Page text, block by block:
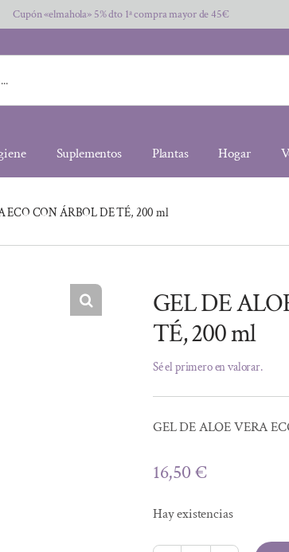
Cupón «elmahola» 5% dto 1ª compra mayor de 45€
Suplementos Plantas Hogar
ECO CON ÁRBOL DE TÉ, 200 ml
GEL DE
TÉ, 200 ml
Sé el primero en valorar.
GEL DE ALOE VERA
16,50€
Hay existencias